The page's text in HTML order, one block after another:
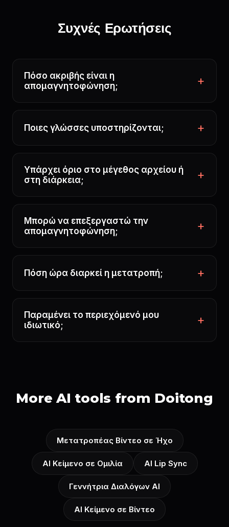
Συχνές Ερωτήσεις
Πόσο ακριβής είναι η
απομαγνητοφώνηση;
Ποιες γλώσσες υποστηρίζονται;
Υπάρχει όριο στο μέγεθος αρχείου ή
στη διάρκεια;
Μπορώ να επεξεργαστώ την
απομαγνητοφώνηση;
Πόση ώρα διαρκεί η μετατροπή;
Παραμένει το περιεχόμενό μου
ιδιωτικό;
More AI tools from Doitong
Μετατροπέας Βίντεο σε Ήχο
AI Κείμενο σε Ομιλία AI Lip Sync
Γεννήτρια Διαλόγων AI
AI Κείμενο σε Βίντεο